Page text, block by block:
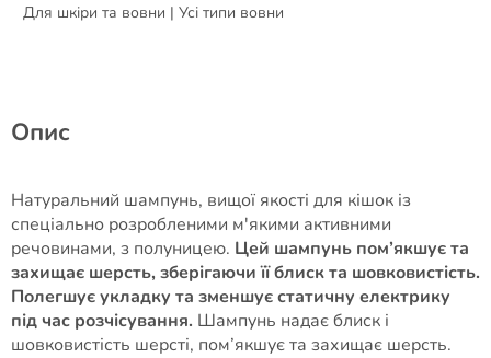
Для шкіри та вовни | Усі типи вовни
Опис
Натуральний шампунь, вищої якості для кішок із
спеціально розробленими м'якими активними
речовинами, з полуницею. Цей шампунь пом’якшує та
захищає шерсть, зберігаючи її блиск та шовковистість.
Полегшує укладку та зменшує статичну електрику
під час розчісування. Шампунь надає блиск і
шовковистість шерсті, пом’якшує та захищає шерсть.